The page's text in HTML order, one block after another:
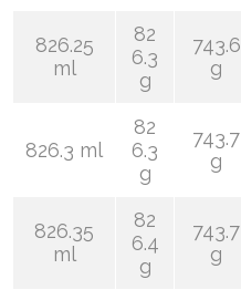
826.25
ml
82
6.3
g
743.6
g
826.3 ml
82
6.3
g
743.7
g
826.35
ml
82
6.4
g
743.7
g